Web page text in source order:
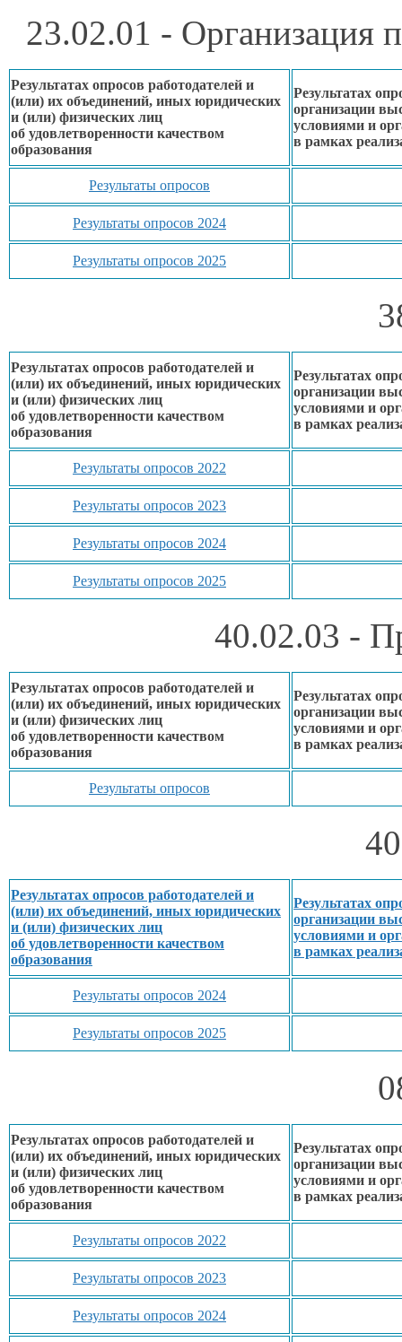
23.02.01 - Организация
Результатах опросов работодателей и
(или) их объединений, иных юридических
и (или) физических лиц
об удовлетворенности качеством
образования
Результатах
организации
условиями и
в рамках
Результаты опросов
Результаты опросов 2024
Результаты опросов 2025
Результатах опросов работодателей и
(или) их объединений, иных юридических
и (или) физических лиц
об удовлетворенности качеством
образования
Результатах
организации
условиями и
в рамках
Результаты опросов 2022
Результаты опросов 2023
Результаты опросов 2024
Результаты опросов 2025
40.02.03 -
Результатах опросов работодателей и
(или) их объединений, иных юридических
и (или) физических лиц
об удовлетворенности качеством
образования
Результатах
организации
условиями и
в рамках
Результаты опросов
Результатах опросов работодателей и
(или) их объединений, иных юридических
и (или) физических лиц
об удовлетворенности качеством
образования
Результатах
организации
условиями и
в рамках
Результаты опросов 2024
Результаты опросов 2025
Результатах опросов работодателей и
(или) их объединений, иных юридических
и (или) физических лиц
об удовлетворенности качеством
образования
Результатах
организации
условиями и
в рамках
Результаты опросов 2022
Результаты опросов 2023
Результаты опросов 2024